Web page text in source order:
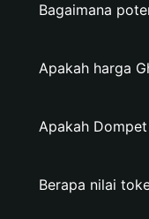
Bagaimana
Apakah harga
Apakah
Berapa nilai